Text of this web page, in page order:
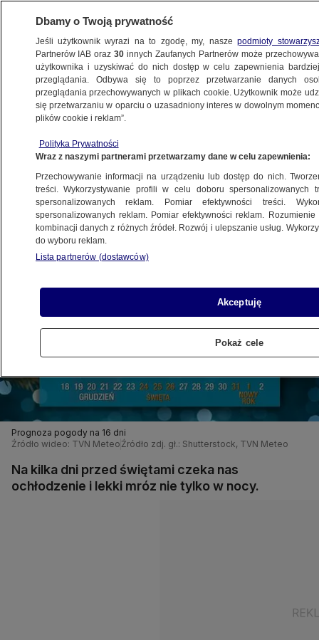
METEO
NAJNOWSZE
się do Polski
17.12.2017, 15:23
Udostępnij
Prognoza pogody na 16 dni
Źródło wideo: TVN Meteo Źródło zdj. gł.: Shutterstock, TVN Meteo
Na kilka dni przed świętami czeka nas
ochłodzenie i lekki mróz nie tylko w nocy.
Dbamy o Twoją prywatność
Jeśli użytkownik wyrazi na to zgodę, my, naszepodmioty
Partnerów IAB oraz30 innych Zaufanych Partnerów może
użytkownika i uzyskiwać do nich dostęp w celu zapewnienia
przeglądania. Odbywa się to poprzez przetwarzanie danych
przeglądania przechowywanych w plikach cookie. Użytkownik może
się przetwarzaniu w oparciu o uzasadniony interes w dowolnym
plików cookie i reklam”.
Polityka Prywatności
Wraz z naszymi partnerami przetwarzamy dane w celu zapewnienia:
Przechowywanie informacji na urządzeniu lub dostęp do nich.
treści. Wykorzystywanie profili w celu doboru spersonalizowanych
spersonalizowanych reklam. Pomiar efektywności treści.
spersonalizowanych reklam. Pomiar efektywności reklam.
kombinacji danych z różnych źródeł. Rozwój i ulepszanie usług.
do wyboru reklam.
Lista partnerów (dostawców)
Akceptuję
Pokaż cele